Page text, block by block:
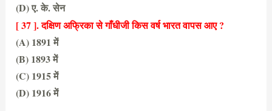
(D) ए. के. सेन
(A) एम. एन. राय
[ 37 ]. दक्षिण अफ्रिका से गाँधीजी किस वर्ष भारत वापस आए ?
(A) 1891 में
(B) 1893 में
(C) 1915 में
(D) 1916 में